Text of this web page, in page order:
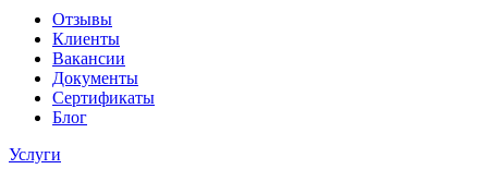
Отзывы
Клиенты
Вакансии
Документы
Сертификаты
Блог
Услуги